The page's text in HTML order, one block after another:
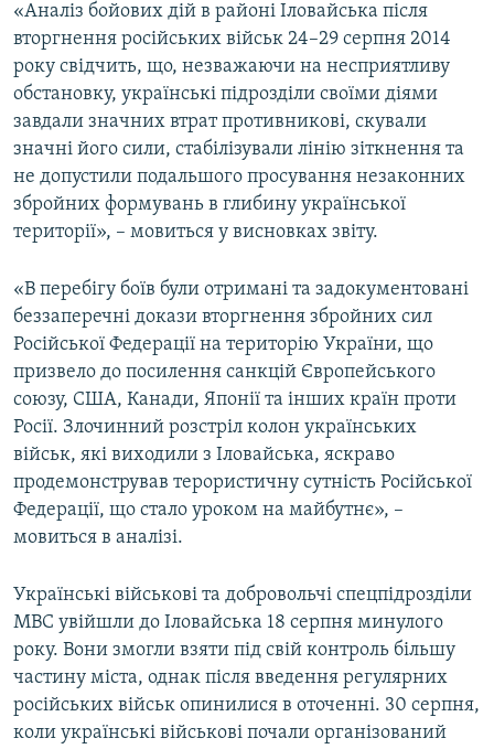
Усі сайти RFE/RL
«Аналіз бойових дій в районі Іловайська після
вторгнення російських військ 24–29 серпня 2014
року свідчить, що, незважаючи на несприятливу
обстановку, українські підрозділи своїми діями
завдали значних втрат противникові, скували
значні його сили, стабілізували лінію зіткнення та
не допустили подальшого просування незаконних
збройних формувань в глибину української
території», – мовиться у висновках звіту.
«В перебігу боїв були отримані та задокументовані
беззаперечні докази вторгнення збройних сил
Російської Федерації на територію України, що
призвело до посилення санкцій Європейського
союзу, США, Канади, Японії та інших країн проти
Росії. Злочинний розстріл колон українських
військ, які виходили з Іловайська, яскраво
продемонстрував терористичну сутність Російської
Федерації, що стало уроком на майбутнє», –
мовиться в аналізі.
Українські військові та добровольчі спецпідрозділи
МВС увійшли до Іловайська 18 серпня минулого
року. Вони змогли взяти під свій контроль більшу
частину міста, однак після введення регулярних
російських військ опинилися в оточенні. 30 серпня,
коли українські військові почали організований